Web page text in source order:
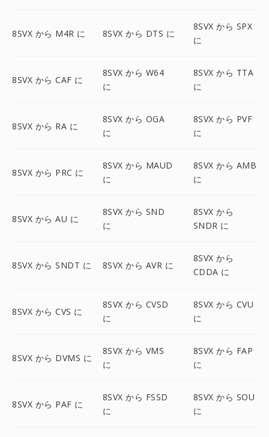
8SVX から M4R に 8SVX から DTS に
8SVX から SPX
に
8SVX から CAF に
8SVX から W64
に
8SVX から TTA
に
8SVX から RA に
8SVX から OGA
に
8SVX から PVF
に
8SVX から PRC に
8SVX から MAUD
に
8SVX から AMB
に
8SVX から AU に
8SVX から SND
に
8SVX から
SNDR に
8SVX から SNDT に 8SVX から AVR に
8SVX から
CDDA に
8SVX から CVS に
8SVX から CVSD
に
8SVX から CVU
に
8SVX から DVMS に
8SVX から VMS
に
8SVX から FAP
に
8SVX から PAF に
8SVX から FSSD
に
8SVX から SOU
に